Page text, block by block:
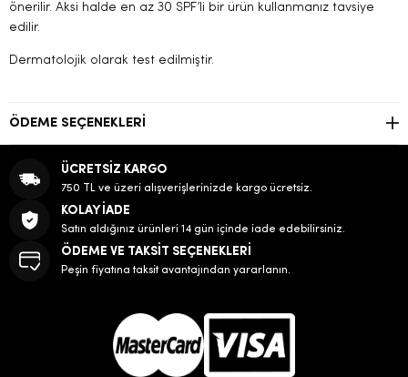
önerilir. Aksi halde en az 30 SPF’li bir ürün kullanmanız tavsiye
edilir.
Dermatolojik olarak test edilmiştir.
ÖDEME SEÇENEKLERI
ÜCRETSİZ KARGO
750 TL ve üzeri alışverişlerinizde kargo ücretsiz.
KOLAY İADE
Satın aldığınız ürünleri 14 gün içinde iade edebilirsiniz.
ÖDEME VE TAKSİT SEÇENEKLERİ
Peşin fiyatına taksit avantajından yararlanın.